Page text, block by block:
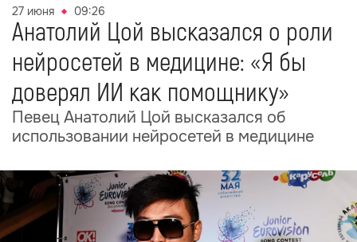
27 июня 09:26
Анатолий Цой высказался о роли
нейросетей в медицине: «Я бы
доверял ИИ как помощнику»
Певец Анатолий Цой высказался об
использовании нейросетей в медицине